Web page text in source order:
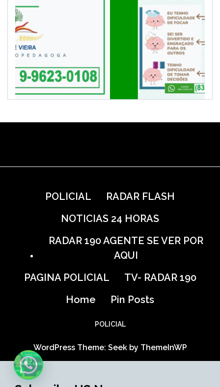
POLICIAL
RADAR FLASH
NOTICIAS 24 HORAS
RADAR 190 AGENTE SE VER POR
AQUI
PAGINA POLICIAL
TV- RADAR 190
Home
Pin Posts
POLICIAL
WordPress Theme: Seek by ThemeInWP